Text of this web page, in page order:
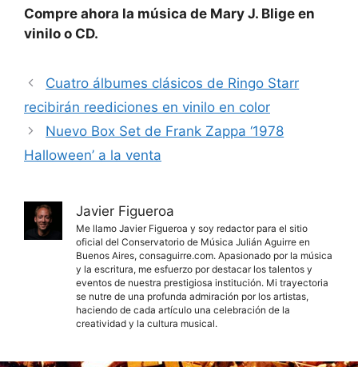
Compre ahora la música de Mary J. Blige en
vinilo o CD.
Cuatro álbumes clásicos de Ringo Starr
recibirán reediciones en vinilo en color
Nuevo Box Set de Frank Zappa ‘1978
Halloween’ a la venta
Javier Figueroa
Me llamo Javier Figueroa y soy redactor para el sitio
oficial del Conservatorio de Música Julián Aguirre en
Buenos Aires, consaguirre.com. Apasionado por la música
y la escritura, me esfuerzo por destacar los talentos y
eventos de nuestra prestigiosa institución. Mi trayectoria
se nutre de una profunda admiración por los artistas,
haciendo de cada artículo una celebración de la
creatividad y la cultura musical.